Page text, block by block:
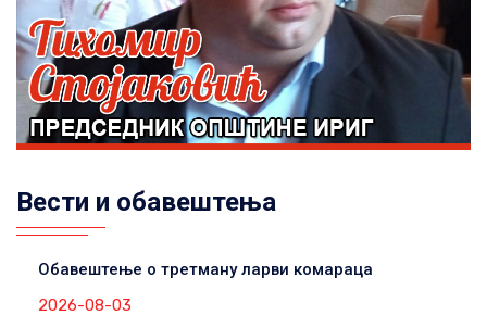
Вести и обавештења
Обавештење о третману ларви комараца
2026-08-03